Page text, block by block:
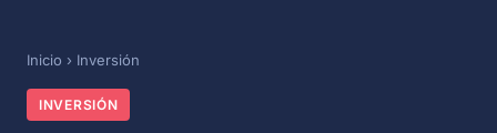
Inicio › Inversión
INVERSIÓN